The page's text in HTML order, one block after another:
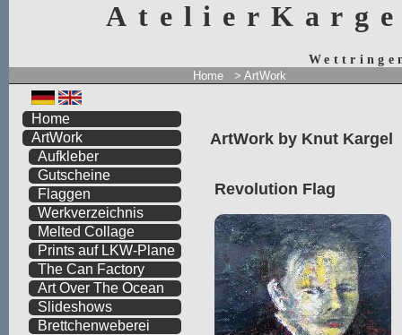
Home > ArtWork
ArtWork by Knut Kargel
Revolution Flag
Home
ArtWork
Aufkleber
Gutscheine
Flaggen
Werkverzeichnis
Melted Collage
Prints auf LKW-Plane
The Can Factory
Art Over The Ocean
Slideshows
Brettchenweberei